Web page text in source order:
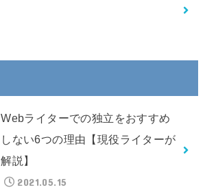
Webライターでの独立をおすすめ
しない6つの理由【現役ライターが
解説】
2021.05.15